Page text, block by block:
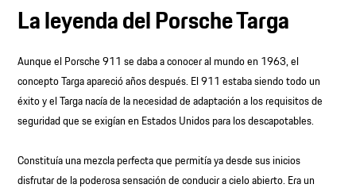
La leyenda del Porsche Targa
Aunque el Porsche 911 se daba a conocer al mundo en 1963, el
concepto Targa apareció años después. El 911 estaba siendo todo un
éxito y el Targa nacía de la necesidad de adaptación a los requisitos de
seguridad que se exigían en Estados Unidos para los descapotables.
Constituía una mezcla perfecta que permitía ya desde sus inicios
disfrutar de la poderosa sensación de conducir a cielo abierto. Era un